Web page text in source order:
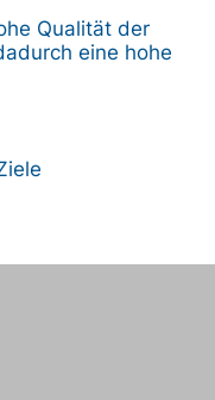
Qualität der
eine hohe